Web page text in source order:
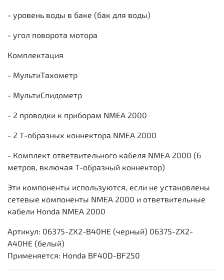
- уровень воды в баке (бак для воды)
- угол поворота мотора
Комплектация
- МультиТахометр
- МультиСпидометр
- 2 проводки к приборам NMEA 2000
- 2 Т-образных коннектора NMEA 2000
- Комплект ответвительного кабеля NMEA 2000 (6
метров, включая Т-образный коннектор)
Эти компоненты используются, если не установлены
сетевые компоненты NMEA 2000 и ответвительные
кабели Honda NMEA 2000
Артикул: 06375-ZX2-B40HE (черный) 06375-ZX2-
A40HE (белый)
Применяется: Honda BF40D-BF250